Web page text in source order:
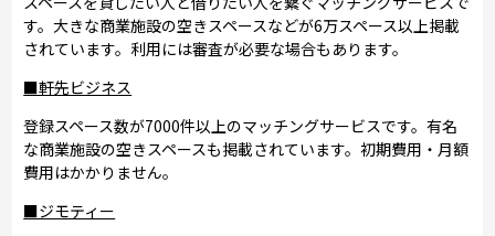
す。大きな商業施設の空きスペースなどが6万スペース以上掲載
されています。利用には審査が必要な場合もあります。
■軒先ビジネス
登録スペース数が7000件以上のマッチングサービスです。有名
な商業施設の空きスペースも掲載されています。初期費用・月額
費用はかかりません。
■ジモティー